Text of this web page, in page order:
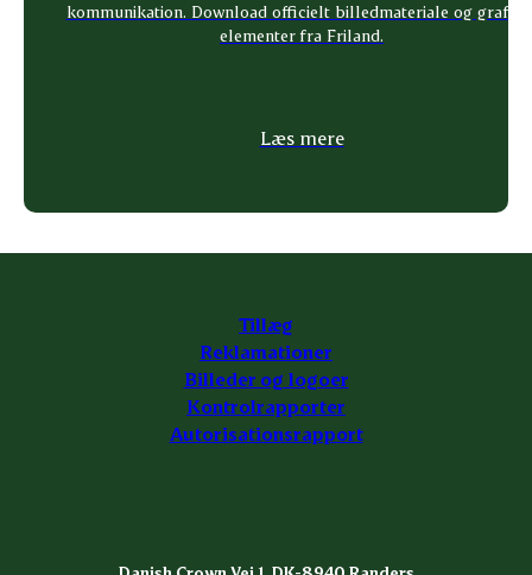
kommunikation. Download officielt billedmateriale og
elementer fra Friland.
Læs mere
Tillæg
Reklamationer
Billeder og logoer
Kontrolrapporter
Autorisationsrapport